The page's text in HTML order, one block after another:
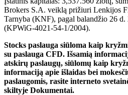
Brokers S.A. veiklą prižiuri Lenkijos
Tarnyba (KNF), pagal balandžio 26 d.
(KPWiG-4021-54-1/2004).
Stocks paslauga siūloma kaip
su paslauga CFD. Išsamią
atskirų paslaugų, siūlomų kaip
informaciją apie išlaidas bei
paslaugomis, rasite interneto
skiltyje Dokumentai.